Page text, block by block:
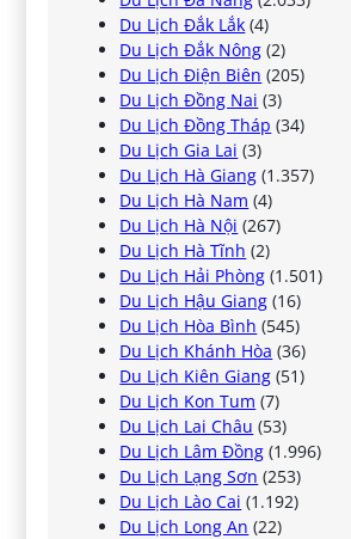
Du Lịch Đắk Lắk (4)
Du Lịch Đắk Nông (2)
Du Lịch Điện Biên (205)
Du Lịch Đồng Nai (3)
Du Lịch Đồng Tháp (34)
Du Lịch Gia Lai (3)
Du Lịch Hà Giang (1.357)
Du Lịch Hà Nam (4)
Du Lịch Hà Nội (267)
Du Lịch Hà Tĩnh (2)
Du Lịch Hải Phòng (1.501)
Du Lịch Hậu Giang (16)
Du Lịch Hòa Bình (545)
Du Lịch Khánh Hòa (36)
Du Lịch Kiên Giang (51)
Du Lịch Kon Tum (7)
Du Lịch Lai Châu (53)
Du Lịch Lâm Đồng (1.996)
Du Lịch Lạng Sơn (253)
Du Lịch Lào Cai (1.192)
Du Lịch Long An (22)